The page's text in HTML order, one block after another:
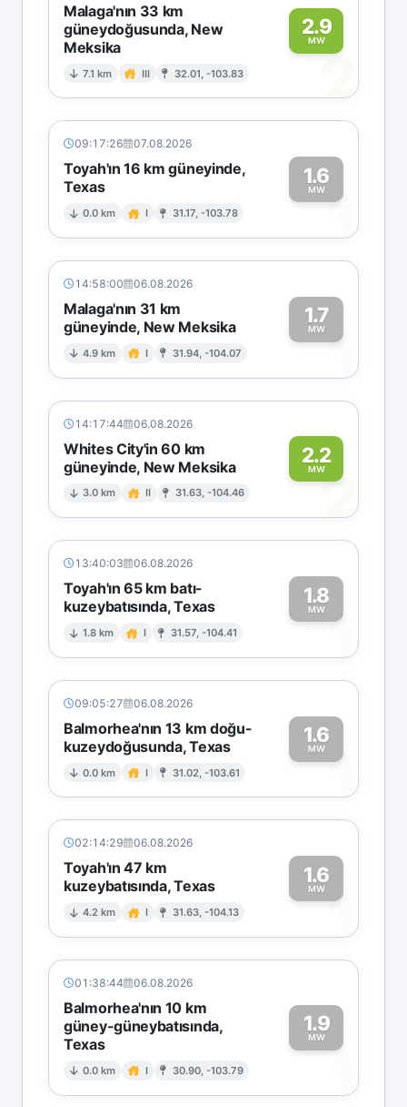
Malaga'nın 33 km
güneydoğusunda, New
Meksika
7.1 km III 32.01, -103.83
2.9
MW
2
09:17:26 07.08.2026
Toyah'ın 16 km güneyinde,
Texas
0.0 km I 31.17, -103.78
1.6
MW1
14:58:00 06.08.2026
Malaga'nın 31 km
güneyinde, New Meksika
4.9 km I 31.94, -104.07
1.7
MW1
14:17:44 06.08.2026
Whites City'in 60 km
güneyinde, New Meksika
3.0 km II 31.63, -104.46
2.2
MW2
13:40:03 06.08.2026
Toyah'ın 65 km batı-
kuzeybatısında, Texas
1.8 km I 31.57, -104.41
1.8
MW1
09:05:27 06.08.2026
Balmorhea'nın 13 km doğu-
kuzeydoğusunda, Texas
0.0 km I 31.02, -103.61
1.6
MW1
02:14:29 06.08.2026
Toyah'ın 47 km
kuzeybatısında, Texas
4.2 km I 31.63, -104.13
1.6
MW1
01:38:44 06.08.2026
Balmorhea'nın 10 km
güney-güneybatısında,
Texas
0.0 km I 30.90, -103.79
1.9
MW
1